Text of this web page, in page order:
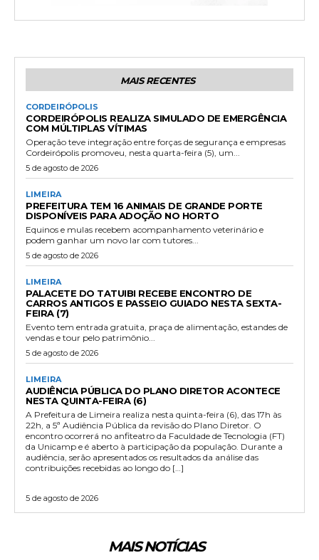
MAIS RECENTES
CORDEIRÓPOLIS
CORDEIRÓPOLIS REALIZA SIMULADO DE EMERGÊNCIA
COM MÚLTIPLAS VÍTIMAS
Operação teve integração entre forças de segurança e empresas
Cordeirópolis promoveu, nesta quarta-feira (5), um...
5 de agosto de 2026
LIMEIRA
PREFEITURA TEM 16 ANIMAIS DE GRANDE PORTE
DISPONÍVEIS PARA ADOÇÃO NO HORTO
Equinos e mulas recebem acompanhamento veterinário e
podem ganhar um novo lar com tutores...
5 de agosto de 2026
LIMEIRA
PALACETE DO TATUIBI RECEBE ENCONTRO DE
CARROS ANTIGOS E PASSEIO GUIADO NESTA SEXTA-
FEIRA (7)
Evento tem entrada gratuita, praça de alimentação, estandes de
vendas e tour pelo patrimônio...
5 de agosto de 2026
LIMEIRA
AUDIÊNCIA PÚBLICA DO PLANO DIRETOR ACONTECE
NESTA QUINTA-FEIRA (6)
A Prefeitura de Limeira realiza nesta quinta-feira (6), das 17h às
22h, a 5ª Audiência Pública da revisão do Plano Diretor. O
encontro ocorrerá no anfiteatro da Faculdade de Tecnologia (FT)
da Unicamp e é aberto à participação da população. Durante a
audiência, serão apresentados os resultados da análise das
contribuições recebidas ao longo do […]
5 de agosto de 2026
MAIS NOTÍCIAS